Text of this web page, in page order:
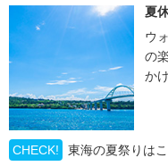
夏
ウ
の
か
CHECK!
東海の夏祭りは